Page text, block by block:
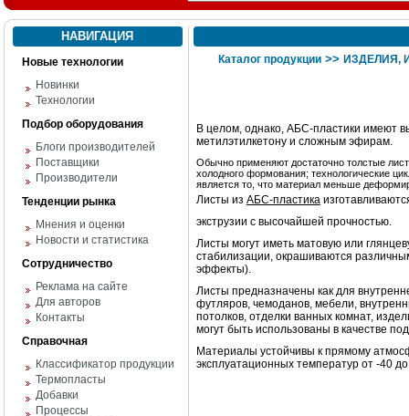
НАВИГАЦИЯ
Новые технологии
Новинки
Технологии
Подбор оборудования
Блоги производителей
Поставщики
Производители
Тенденции рынка
Мнения и оценки
Новости и статистика
Сотрудничество
Реклама на сайте
Для авторов
Контакты
Справочная
Классификатор продукции
Термопласты
Добавки
Процессы
Каталог продукции >>ИЗДЕЛИЯ,
В целом, однако, АБС-пластики имеют
метилэтилкетону и сложным эфирам.
Обычно применяют достаточно толстые
холодного формования; технологические
является то, что материал меньше
Листы из АБС-пластика
экструзии с высочайшей прочностью.
Листы могут иметь матовую или
стабилизации, окрашиваются
эффекты).
Листы предназначены как для
футляров, чемоданов, мебели,
потолков, отделки ванных комнат,
могут быть использованы в качестве
Материалы устойчивы к прямому
эксплуатационных температур от -40